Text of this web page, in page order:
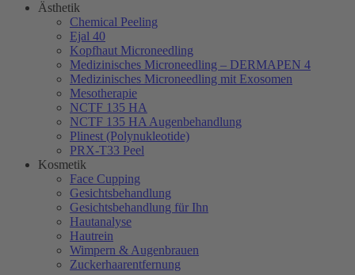
Ästhetik
Chemical Peeling
Ejal 40
Kopfhaut Microneedling
Medizinisches Microneedling – DERMAPEN 4
Medizinisches Microneedling mit Exosomen
Mesotherapie
NCTF 135 HA
NCTF 135 HA Augenbehandlung
Plinest (Polynukleotide)
PRX-T33 Peel
Kosmetik
Face Cupping
Gesichtsbehandlung
Gesichtsbehandlung für Ihn
Hautanalyse
Hautrein
Wimpern & Augenbrauen
Zuckerhaarentfernung